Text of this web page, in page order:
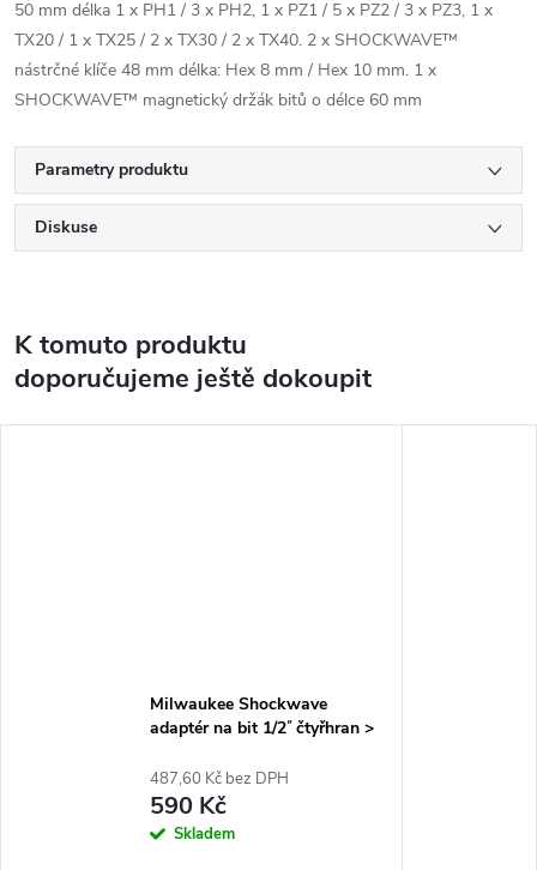
50 mm délka 1 x PH1 / 3 x PH2, 1 x PZ1 / 5 x PZ2 / 3 x PZ3, 1 x
TX20 / 1 x TX25 / 2 x TX30 / 2 x TX40. 2 x SHOCKWAVE™
nástrčné klíče 48 mm délka: Hex 8 mm / Hex 10 mm. 1 x
SHOCKWAVE™ magnetický držák bitů o délce 60 mm
Parametry produktu
Diskuse
K tomuto produktu
doporučujeme ještě dokoupit
Milwaukee Shockwave
adaptér na bit 1/2˝ čtyřhran >
487,60 Kč bez DPH
590 Kč
Skladem